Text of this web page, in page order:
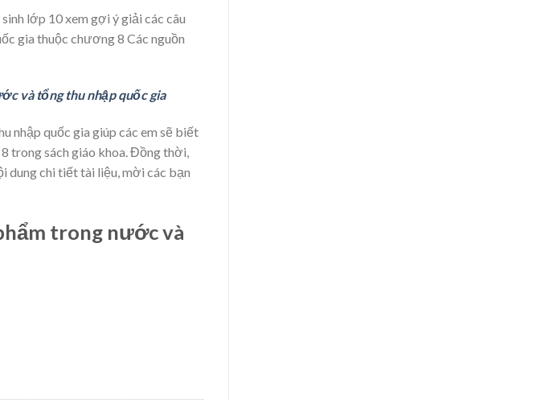
lớp 10 xem gợi ý giải các câu
gia thuộc chương 8 Các nguồn
và tổng thu nhập quốc gia
nhập quốc gia giúp các em sẽ biết
trong sách giáo khoa. Đồng thời,
dung chi tiết tài liệu, mời các bạn
trong nước và